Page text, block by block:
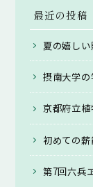
最近の投稿
夏の嬉しい
摂南大学の
京都府立
初めての
第7回六兵